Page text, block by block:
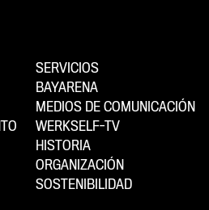
SERVICIOS
BAYARENA
MEDIOS DE COMUNICACIÓN
WERKSELF-TV
HISTORIA
ORGANIZACIÓN
SOSTENIBILIDAD